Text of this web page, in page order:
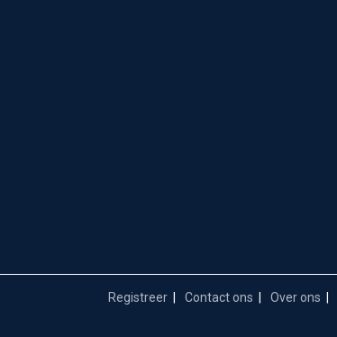
Registreer Contact ons Over ons